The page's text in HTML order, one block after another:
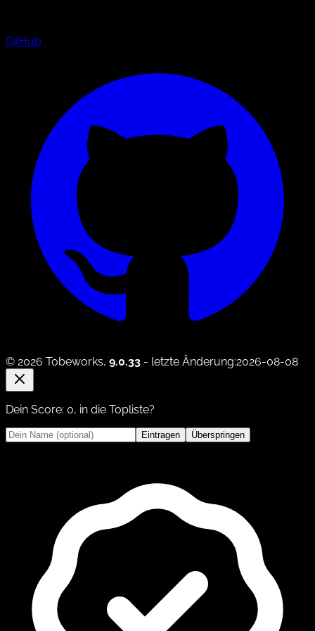
GitHub
© 2026 Tobeworks, 9.0.33 - letzte Änderung:2026-08-08
Dein Score: 0, in die Topliste?
Eintragen Überspringen